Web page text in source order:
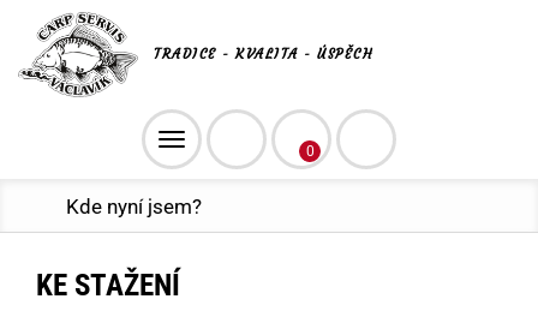
TRADICE - KVALITA - ÚSPĚCH
Toggle
navigation
0
Kde nyní jsem?
KE STAŽENÍ